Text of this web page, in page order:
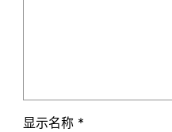
显示名称 *